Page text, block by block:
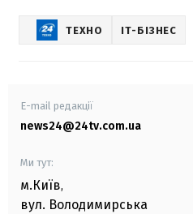
ТЕХНО IT-БІЗНЕС
E-mail редакції
news24@24tv.com.ua
Ми тут:
м.Київ,
вул. Володимирська